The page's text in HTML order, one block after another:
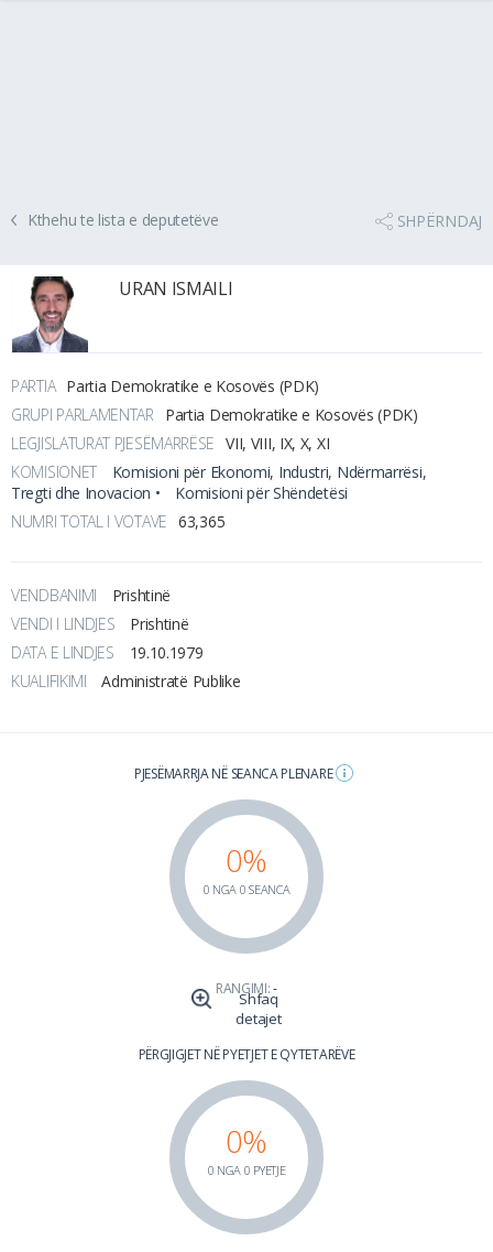
Kthehu te lista e deputetëve SHPËRNDAJ
URAN ISMAILI
PARTIA Partia Demokratike e Kosovës (PDK)
GRUPI PARLAMENTAR
Partia Demokratike e Kosovës (PDK)
LEGJISLATURAT PJESËMARRËSE VII, VIII, IX, X, XI
KOMISIONET
Komisioni për Ekonomi, Industri, Ndërmarrësi,
Tregti dhe Inovacion •
Komisioni për Shëndetësi
NUMRI TOTAL I VOTAVE 63,365
VENDBANIMI
Prishtinë
VENDI I LINDJES
Prishtinë
DATA E LINDJES
19.10.1979
KUALIFIKIMI
Administratë Publike
PJESËMARRJA NË SEANCA PLENARE
0%
0 NGA 0 SEANCA
RANGIMI:-
Shfaq
detajet
PËRGJIGJET NË PYETJET E QYTETARËVE
0%
0 NGA 0 PYETJE